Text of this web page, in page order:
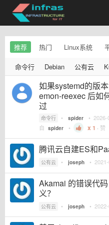
推荐 热门 Linux系统
命令行 Debian 公有云
如果systemd的版
emon-reexec 后如
过
命令行 • spider •
自 spider • 1 · 赞
腾讯云自建ES和
公有云 • joseph •
Akamai 的错误代
义？
公有云 • joseph •